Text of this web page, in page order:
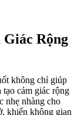
Giác Rộng
không chỉ giúp
tạo cảm giác rộng
nhẹ nhàng cho
khiến không gian